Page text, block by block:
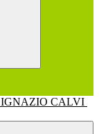
IGNAZIO CALVI